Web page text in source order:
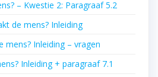
– Kwestie 2: Paragraaf 5.2
de mens? Inleiding
mens? Inleiding – vragen
Inleiding + paragraaf 7.1